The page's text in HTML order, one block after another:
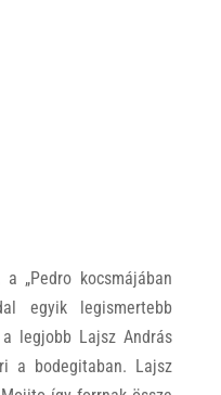
„Pedro kocsmájában
egyik legismertebb
legjobb Lajsz András
a bodegitaban. Lajsz